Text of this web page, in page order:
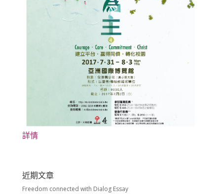
詳情
近期文章
Freedom connected with Dialog Essay